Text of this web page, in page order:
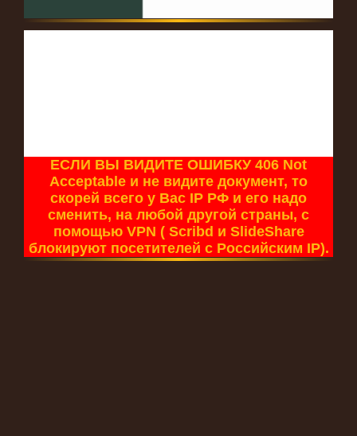
ЕСЛИ ВЫ ВИДИТЕ ОШИБКУ 406 Not
Acceptable и не видите документ, то
скорей всего у Вас IP РФ и его надо
сменить, на любой другой страны, с
помощью VPN ( Scribd и SlideShare
блокируют посетителей с Российским IP).